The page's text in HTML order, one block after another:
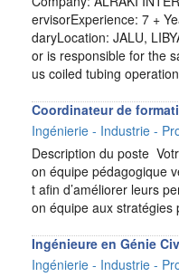
ervisorExperience: 7 +
daryLocation: JALU,
or is responsible for the
us coiled tubing
Coordinateur de
Ingénierie - Industrie -
Description du poste
on équipe pédagogique
t afin d’améliorer leurs
on équipe aux
Ingénieure en Génie
Ingénierie - Industrie -